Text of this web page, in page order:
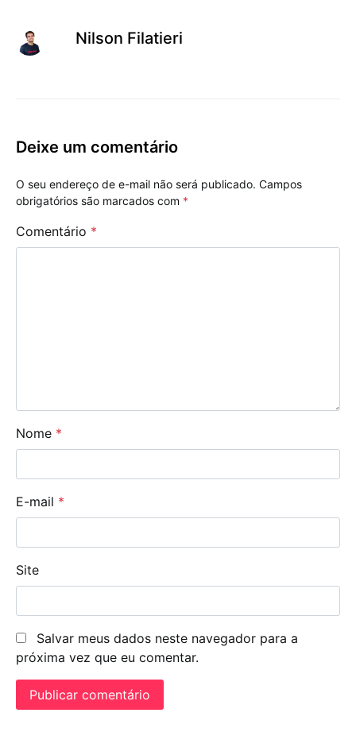
Nilson Filatieri
Deixe um comentário
O seu endereço de e-mail não será publicado. Campos
obrigatórios são marcados com *
Comentário *
Nome *
E-mail *
Site
Salvar meus dados neste navegador para a
próxima vez que eu comentar.